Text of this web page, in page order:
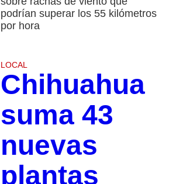
podrían superar los 55 kilómetros
por hora
LOCAL
Chihuahua
suma 43
nuevas
plantas